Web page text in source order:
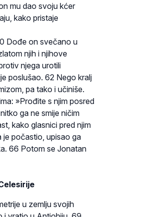
mu dao svoju kćer
kako pristaje
Dođe on svečano u
njih i njihove
njega urotili
poslušao. 62 Nego kralj
pa tako i učiniše.
»Prođite s njim posred
ga ne smije ničim
kako glasnici pred njim
je počastio, upisao ga
66 Potom se Jonatan
u zemlju svojih